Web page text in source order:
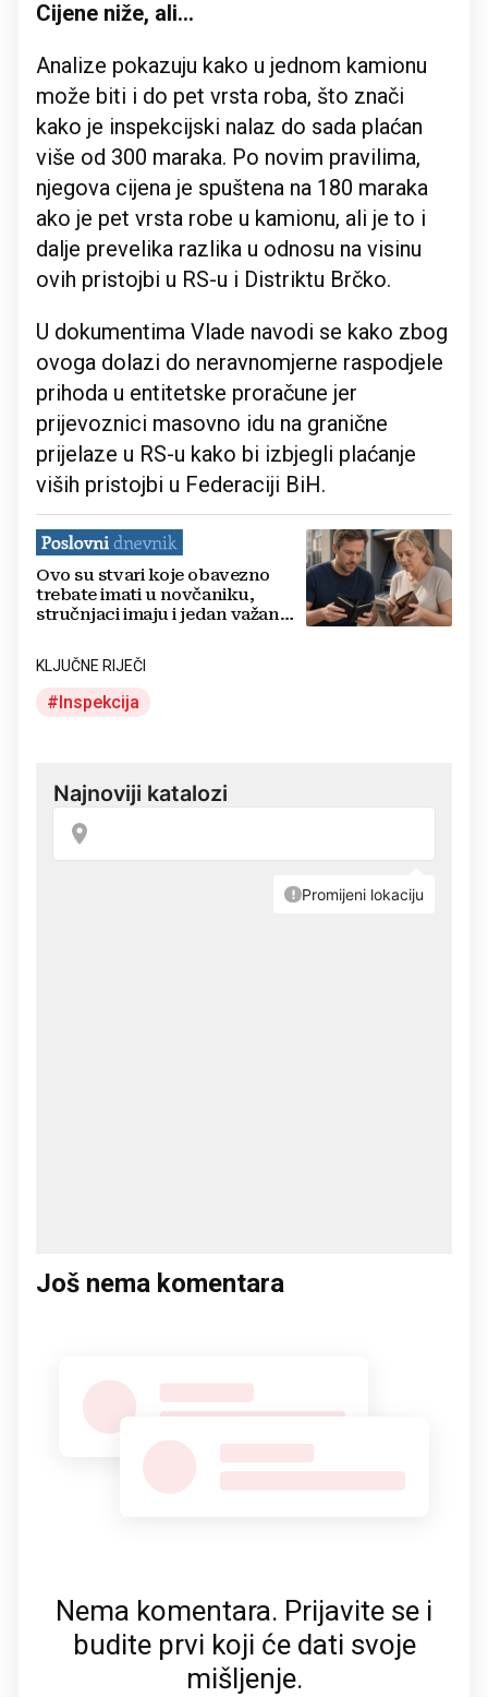
Cijene niže, ali...
Analize pokazuju kako u jednom kamionu
može biti i do pet vrsta roba, što znači
kako je inspekcijski nalaz do sada plaćan
više od 300 maraka. Po novim pravilima,
njegova cijena je spuštena na 180 maraka
ako je pet vrsta robe u kamionu, ali je to i
dalje prevelika razlika u odnosu na visinu
ovih pristojbi u RS-u i Distriktu Brčko.
U dokumentima Vlade navodi se kako zbog
ovoga dolazi do neravnomjerne raspodjele
prihoda u entitetske proračune jer
prijevoznici masovno idu na granične
prijelaze u RS-u kako bi izbjegli plaćanje
viših pristojbi u Federaciji BiH.
Ovo su stvari koje obavezno
trebate imati u novčaniku,
stručnjaci imaju i jedan važan
KLJUČNE RIJEČI
Inspekcija
Još nema komentara
Nema komentara. Prijavite se i
budite prvi koji će dati svoje
mišljenje.